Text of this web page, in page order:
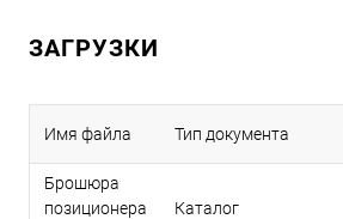
ЗАГРУЗКИ
Имя файла Тип документа
Брошюра
позиционера
Каталог